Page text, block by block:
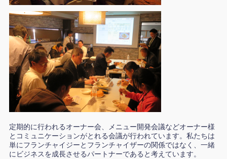
定期的に行われるオーナー会、メニュー開発会議などオーナー様
とコミュニケーションがとれる会議が行われています。私たちは
単にフランチャイジーとフランチャイザーの関係ではなく、一緒
にビジネスを成長させるパートナーであると考えています。